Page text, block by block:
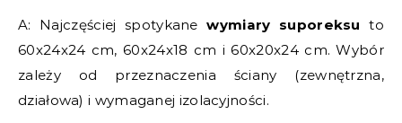
A: Najczęściej spotykanewymiary suporeksu to
60x24x24 cm, 60x24x18 cm i 60x20x24 cm. Wybór
zależy od przeznaczenia ściany (zewnętrzna,
działowa) i wymaganej izolacyjności.